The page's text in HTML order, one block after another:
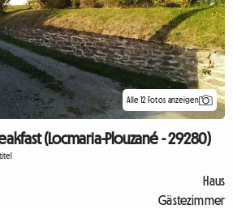
Alle 12 Fotos anzeigen
(Locmaria-Plouzané - 29280)
Haus
Gästezimmer